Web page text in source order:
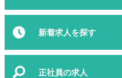
新着求人を探す
正社員の求人